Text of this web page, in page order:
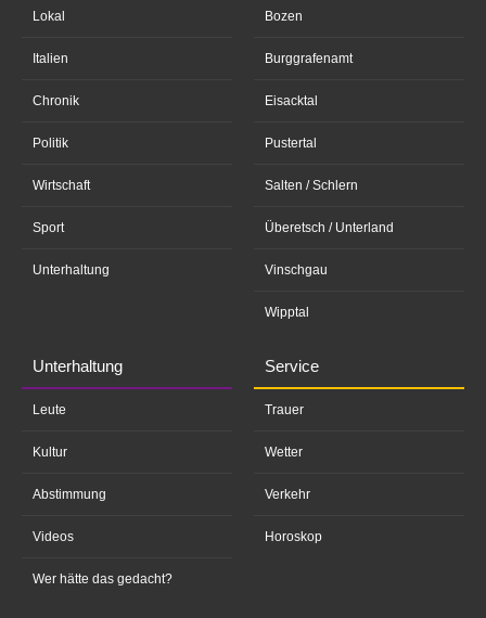
Lokal
Italien
Chronik
Politik
Wirtschaft
Sport
Unterhaltung
Bozen
Burggrafenamt
Eisacktal
Pustertal
Salten / Schlern
Überetsch / Unterland
Vinschgau
Wipptal
Unterhaltung
Leute
Kultur
Abstimmung
Videos
Wer hätte das gedacht?
Service
Trauer
Wetter
Verkehr
Horoskop